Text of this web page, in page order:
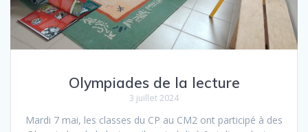
Olympiades de la lecture
3 juillet 2024
Mardi 7 mai, les classes du CP au CM2 ont participé à des